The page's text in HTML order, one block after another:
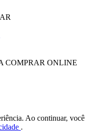
COMPRAR ONLINE
Ao continuar, você
.